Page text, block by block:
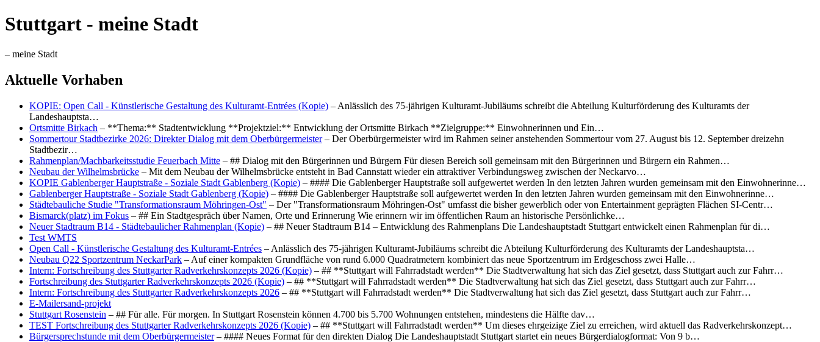
Stuttgart - meine Stadt
– meine Stadt
Aktuelle Vorhaben
KOPIE: Open Call - Künstlerische Gestaltung des Kulturamt-Entrées (Kopie) – Anlässlich des 75-jährigen Kulturamt-Jubiläums schreibt die Abteilung Kulturförderung des Kulturamts der
Landeshauptsta…
Ortsmitte Birkach – **Thema:** Stadtentwicklung **Projektziel:** Entwicklung der Ortsmitte Birkach **Zielgruppe:** Einwohnerinnen und Ein…
Sommertour Stadtbezirke 2026: Direkter Dialog mit dem Oberbürgermeister– Der Oberbürgermeister wird im Rahmen seiner anstehenden Sommertour vom 27. August bis 12. September dreizehn
Stadtbezir…
Rahmenplan/Machbarkeitsstudie Feuerbach Mitte – ## Dialog mit den Bürgerinnen und Bürgern Für diesen Bereich soll gemeinsam mit den Bürgerinnen und Bürgern ein Rahmen…
Neubau der Wilhelmsbrücke – Mit dem Neubau der Wilhelmsbrücke entsteht in Bad Cannstatt wieder ein attraktiver Verbindungsweg zwischen der Neckarvo…
KOPIE Gablenberger Hauptstraße - Soziale Stadt Gablenberg (Kopie) – #### Die Gablenberger Hauptstraße soll aufgewertet werden In den letzten Jahren wurden gemeinsam mit den Einwohnerinne…
Gablenberger Hauptstraße - Soziale Stadt Gablenberg (Kopie) – #### Die Gablenberger Hauptstraße soll aufgewertet werden In den letzten Jahren wurden gemeinsam mit den Einwohnerinne…
Städtebauliche Studie "Transformationsraum Möhringen-Ost" – Der "Transformationsraum Möhringen-Ost" umfasst die bisher gewerblich oder von Entertainment geprägten Flächen SI-Centr…
Bismarck(platz) im Fokus – ## Ein Stadtgespräch über Namen, Orte und Erinnerung Wie erinnern wir im öffentlichen Raum an historische Persönlichke…
Neuer Stadtraum B14 - Städtebaulicher Rahmenplan (Kopie) – ## Neuer Stadtraum B14 – Entwicklung des Rahmenplans Die Landeshauptstadt Stuttgart entwickelt einen Rahmenplan für di…
Test WMTS
Open Call - Künstlerische Gestaltung des Kulturamt-Entrées – Anlässlich des 75-jährigen Kulturamt-Jubiläums schreibt die Abteilung Kulturförderung des Kulturamts der Landeshauptsta…
Neubau Q22 Sportzentrum NeckarPark – Auf einer kompakten Grundfläche von rund 6.000 Quadratmetern kombiniert das neue Sportzentrum im Erdgeschoss zwei Halle…
Intern: Fortschreibung des Stuttgarter Radverkehrskonzepts 2026 (Kopie) – ## **Stuttgart will Fahrradstadt werden** Die Stadtverwaltung hat sich das Ziel gesetzt, dass Stuttgart auch zur Fahrr…
Fortschreibung des Stuttgarter Radverkehrskonzepts 2026 (Kopie) – ## **Stuttgart will Fahrradstadt werden** Die Stadtverwaltung hat sich das Ziel gesetzt, dass Stuttgart auch zur Fahrr…
Intern: Fortschreibung des Stuttgarter Radverkehrskonzepts 2026 – ## **Stuttgart will Fahrradstadt werden** Die Stadtverwaltung hat sich das Ziel gesetzt, dass Stuttgart auch zur Fahrr…
E-Mailersand-projekt
Stuttgart Rosenstein – ## Für alle. Für morgen. In Stuttgart Rosenstein können 4.700 bis 5.700 Wohnungen entstehen, mindestens die Hälfte dav…
TEST Fortschreibung des Stuttgarter Radverkehrskonzepts 2026 (Kopie) – ## **Stuttgart will Fahrradstadt werden** Um dieses ehrgeizige Ziel zu erreichen, wird aktuell das Radverkehrskonzept…
Bürgersprechstunde mit dem Oberbürgermeister– #### Neues Format für den direkten Dialog Die Landeshauptstadt Stuttgart startet ein neues Bürgerdialogformat: Von 9 b…